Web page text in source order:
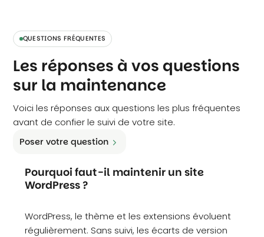
QUESTIONS FRÉQUENTES
Les réponses à vos questions
sur la maintenance
Voici les réponses aux questions les plus fréquentes
avant de confier le suivi de votre site.
Poser votre question
Pourquoi faut-il maintenir un site
WordPress ?
WordPress, le thème et les extensions évoluent
régulièrement. Sans suivi, les écarts de version